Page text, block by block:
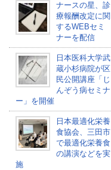
ナースの星、診
療報酬改定に関
するWEBセミ
ナーを配信
日本医科大学武
蔵小杉病院が区
民公開講座「じ
んぞう病セミナ
ー」を開催
日本最適化栄養
食協会、三田市
で最適化栄養食
の講演などを実
施